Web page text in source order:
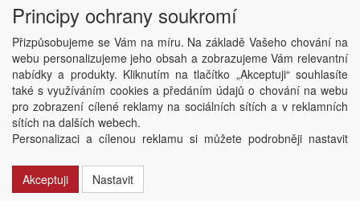
Obchodní podmínky
Ochrana osobních údajů
Kontakt
Losování účtenek
Aktuality
Nastavení soukromí
Copyright © ABRA Software a.s. 2020
Principy ochrany soukromí
Přizpůsobujeme se Vám na míru. Na základě Vašeho chování na
webu personalizujeme jeho obsah a zobrazujeme Vám relevantní
nabídky a produkty. Kliknutím na tlačítko „Akceptuji“ souhlasíte
také s využíváním cookies a předáním údajů o chování na webu
pro zobrazení cílené reklamy na sociálních sítích a v reklamních
sítích na dalších webech.
Personalizaci a cílenou reklamu si můžete podrobněji nastavit
Akceptuji
Nastavit